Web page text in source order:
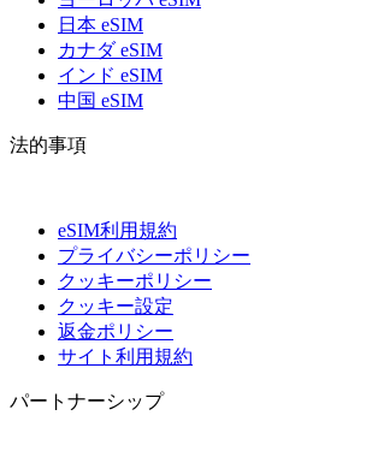
日本 eSIM
カナダ eSIM
インド eSIM
中国 eSIM
法的事項
eSIM利用規約
プライバシーポリシー
クッキーポリシー
クッキー設定
返金ポリシー
サイト利用規約
パートナーシップ